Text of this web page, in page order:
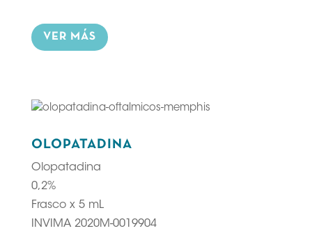
VER MÁS
OLOPATADINA
Olopatadina
0,2%
Frasco x 5 mL
INVIMA 2020M-0019904